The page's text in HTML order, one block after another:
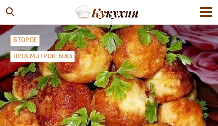
ВТОРОЕ
ПРОСМОТРОВ: 6083